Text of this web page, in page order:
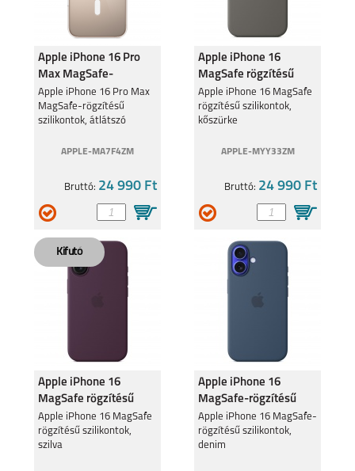
Apple iPhone 16 Pro
Max MagSafe-
rögzítésű szilikontok,
átlátszó
Apple iPhone 16 Pro Max
MagSafe-rögzítésű
szilikontok, átlátszó
APPLE-MA7F4ZM
Bruttó: 24 990 Ft
Apple iPhone 16
MagSafe rögzítésű
szilikontok, kőszürke
Apple iPhone 16 MagSafe
rögzítésű szilikontok,
kőszürke
APPLE-MYY33ZM
Bruttó: 24 990 Ft
Apple iPhone 16
MagSafe rögzítésű
szilikontok, szilva
Apple iPhone 16 MagSafe
rögzítésű szilikontok,
szilva
Apple iPhone 16
MagSafe-rögzítésű
szilikontok, denim
Apple iPhone 16 MagSafe-
rögzítésű szilikontok,
denim